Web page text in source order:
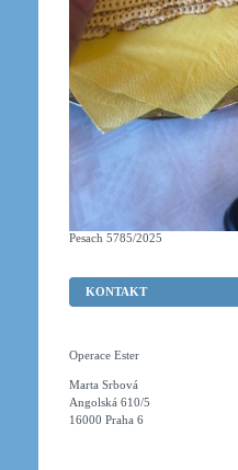
Pesach 5785/2025
KONTAKT
Operace Ester
Marta Srbová
Angolská 610/5
16000 Praha 6